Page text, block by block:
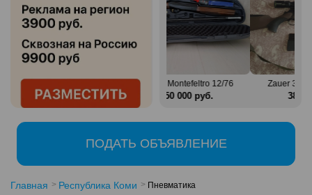
Mag Benelli Montefeltro 12/76
150 000 руб.
Zauer 303. 300 Win Mag
380 000 руб.
ПОДАТЬ ОБЪЯВЛЕНИЕ
Главная Республика Коми Пневматика